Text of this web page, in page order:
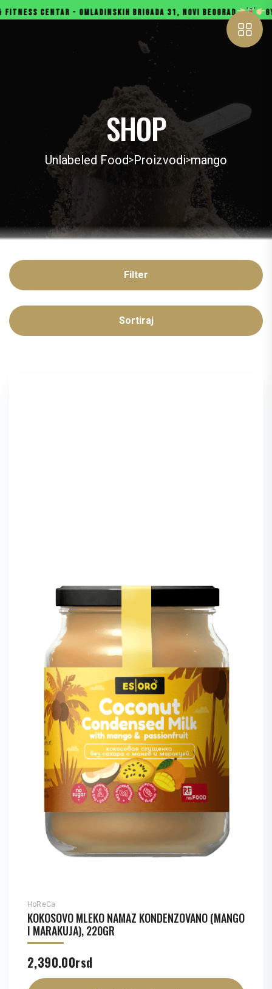
CENTAR - OMLADINSKIH BRIGADA 31, NOVI BEOGRAD
SHOP
Unlabeled Food>Proizvodi>mango
Filter
Sortiraj
HoReCa
KOKOSOVO MLEKO NAMAZ KONDENZOVANO (MANGO
I MARAKUJA), 220GR
2,390.00rsd